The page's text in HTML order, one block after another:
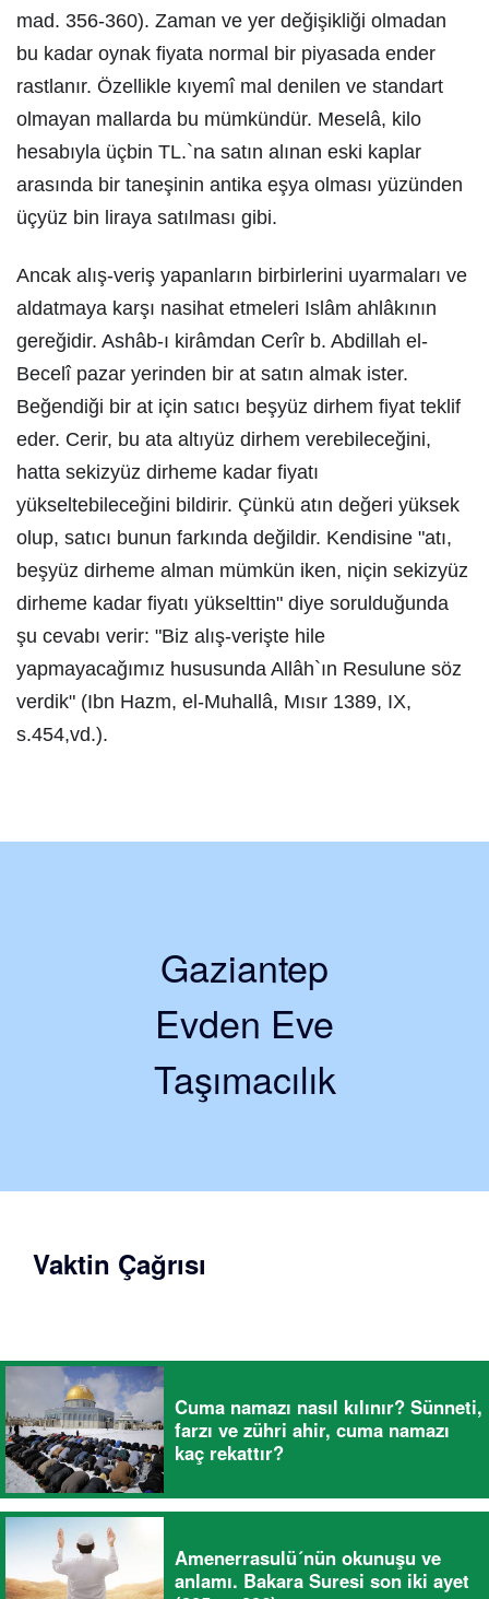
mad. 356-360). Zaman ve yer değişikliği olmadan
bu kadar oynak fiyata normal bir piyasada ender
rastlanır. Özellikle kıyemî mal denilen ve standart
olmayan mallarda bu mümkündür. Meselâ, kilo
hesabıyla üçbin TL.`na satın alınan eski kaplar
arasında bir taneşinin antika eşya olması yüzünden
üçyüz bin liraya satılması gibi.
Ancak alış-veriş yapanların birbirlerini uyarmaları ve
aldatmaya karşı nasihat etmeleri Islâm ahlâkının
gereğidir. Ashâb-ı kirâmdan Cerîr b. Abdillah el-
Becelî pazar yerinden bir at satın almak ister.
Beğendiği bir at için satıcı beşyüz dirhem fiyat teklif
eder. Cerir, bu ata altıyüz dirhem verebileceğini,
hatta sekizyüz dirheme kadar fiyatı
yükseltebileceğini bildirir. Çünkü atın değeri yüksek
olup, satıcı bunun farkında değildir. Kendisine "atı,
beşyüz dirheme alman mümkün iken, niçin sekizyüz
dirheme kadar fiyatı yükselttin" diye sorulduğunda
şu cevabı verir: "Biz alış-verişte hile
yapmayacağımız hususunda Allâh`ın Resulune söz
verdik" (Ibn Hazm, el-Muhallâ, Mısır 1389, IX,
s.454,vd.).
Gaziantep
Evden Eve
Taşımacılık
Vaktin Çağrısı
Cuma namazı nasıl kılınır? Sünneti,
farzı ve zühri ahir, cuma namazı
kaç rekattır?
Amenerrasulü´nün okunuşu ve
anlamı. Bakara Suresi son iki ayet